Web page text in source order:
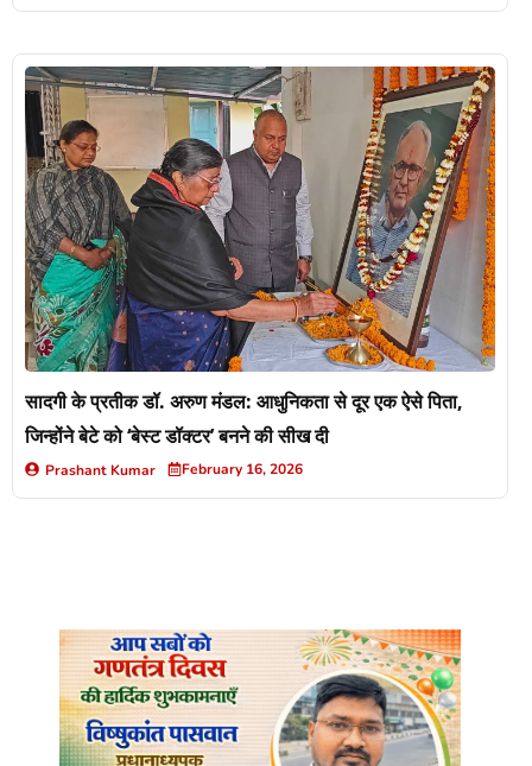
सादगी के प्रतीक डॉ. अरुण मंडल: आधुनिकता से दूर एक ऐसे पिता,
जिन्होंने बेटे को ‘बेस्ट डॉक्टर’ बनने की सीख दी
Prashant Kumar February 16, 2026